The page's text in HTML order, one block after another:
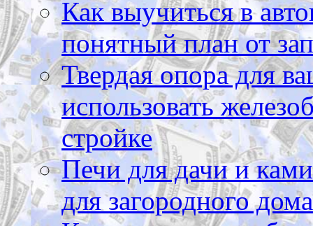
Как выучиться в
понятный план от
Твердая опора для
использовать
стройке
Печи для дачи и
для загородного дома